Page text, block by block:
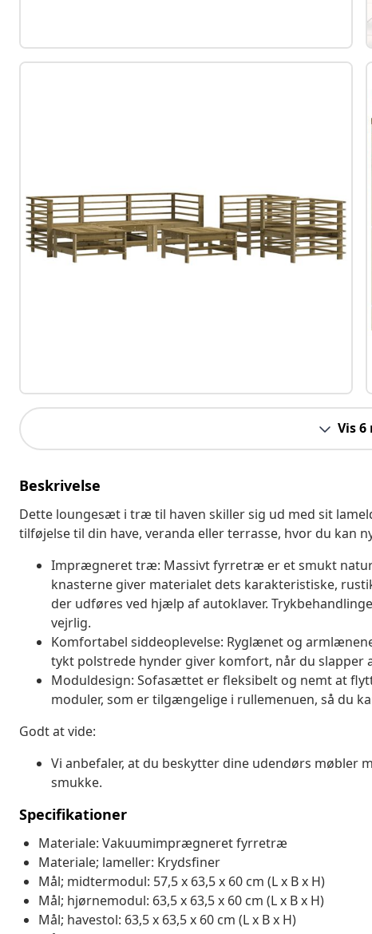
Vis 6
Beskrivelse
Dette loungesæt i træ til haven skiller sig ud med sit
tilføjelse til din have, veranda eller terrasse, hvor du kan
Imprægneret træ: Massivt fyrretræ er et smukt
knasterne giver materialet dets karakteristiske,
der udføres ved hjælp af autoklaver.
vejrlig.
Komfortabel siddeoplevelse: Ryglænet og
tykt polstrede hynder giver komfort, når du slapper
Moduldesign: Sofasættet er fleksibelt og nemt at
moduler, som er tilgængelige i rullemenuen, så du
Godt at vide:
Vi anbefaler, at du beskytter dine udendørs
smukke.
Specifikationer
Materiale: Vakuumimprægneret fyrretræ
Materiale; lameller: Krydsfiner
Mål; midtermodul: 57,5 x 63,5 x 60 cm (L x B x H)
Mål; hjørnemodul: 63,5 x 63,5 x 60 cm (L x B x H)
Mål; havestol: 63,5 x 63,5 x 60 cm (L x B x H)